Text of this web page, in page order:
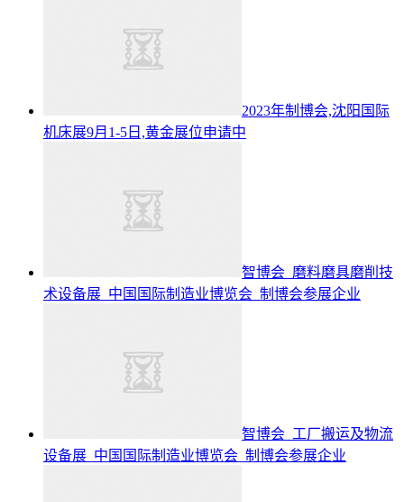
2023年制博会,沈阳国际
机床展9月1-5日,黄金展位申请中
智博会_磨料磨具磨削技
术设备展_中国国际制造业博览会_制博会参展企业
智博会_工厂搬运及物流
设备展_中国国际制造业博览会_制博会参展企业